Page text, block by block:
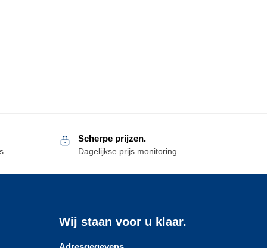
Scherpe prijzen.
Dagelijkse prijs monitoring
Wij staan voor u klaar.